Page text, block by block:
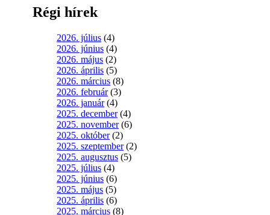
Régi hírek
2026. július (4)
2026. június (4)
2026. május (2)
2026. április (5)
2026. március (8)
2026. február(3)
2026. január(4)
2025. december(4)
2025. november(6)
2025. október(2)
2025. szeptember(2)
2025. augusztus (5)
2025. július (4)
2025. június (6)
2025. május (5)
2025. április (6)
2025. március (8)